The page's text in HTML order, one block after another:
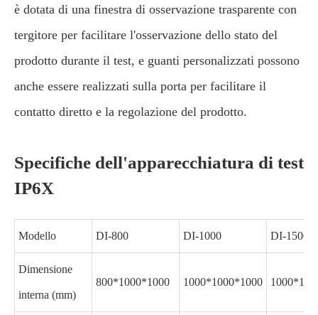
è dotata di una finestra di osservazione trasparente con
tergitore per facilitare l'osservazione dello stato del
prodotto durante il test, e guanti personalizzati possono
anche essere realizzati sulla porta per facilitare il
contatto diretto e la regolazione del prodotto.
Specifiche dell'apparecchiatura di test
IP6X
Modello DI-800 DI-1000 DI-1500
Dimensione
interna (mm)
800*1000*1000 1000*1000*1000